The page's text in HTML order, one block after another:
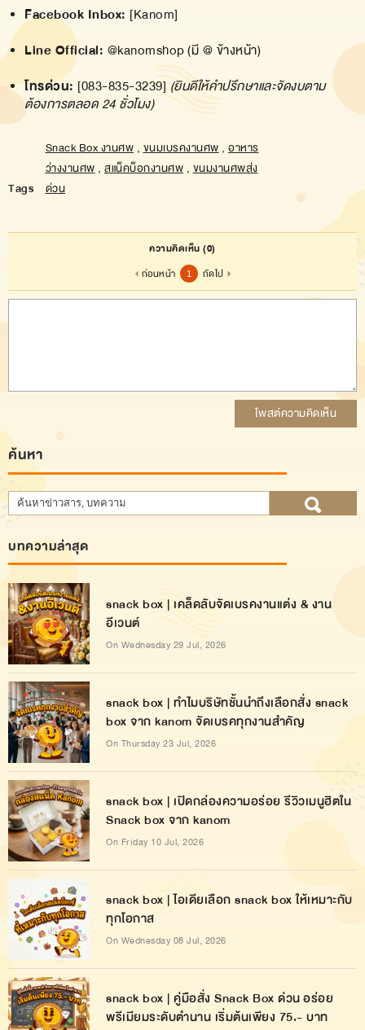
Facebook Inbox: [Kanom]
Line Official: @kanomshop(มี @ ข้างหน้า)
โทรด่วน: [083-835-3239](ยินดีให้คำปรึกษาและจัดงบตาม
ต้องการตลอด 24 ชั่วโมง)
Tags
Snack Box งานศพ , ขนมเบรคงานศพ , อาหาร
ว่างงานศพ , สแน็คบ็อกงานศพ , ขนมงานศพส่ง
ด่วน
ความคิดเห็น(0)
ก่อนหน้า 1 ถัดไป
โพสต์ความคิดเห็น
ค้นหา
บทความล่าสุด
snack box | เคล็ดลับจัดเบรคงานแต่ง & งาน
อีเวนต์
On Wednesday 29 Jul, 2026
snack box | ทำไมบริษัทชั้นนำถึงเลือกสั่ง snack
box จาก kanom จัดเบรคทุกงานสำคัญ
On Thursday 23 Jul, 2026
snack box | เปิดกล่องความอร่อย รีวิวเมนูฮิตใน
Snack box จาก kanom
On Friday 10 Jul, 2026
snack box | ไอเดียเลือก snack box ให้เหมาะกับ
ทุกโอกาส
On Wednesday 08 Jul, 2026
snack box | คู่มือสั่ง Snack Box ด่วน อร่อย
พรีเมียมระดับตำนาน เริ่มต้นเพียง 75.- บาท